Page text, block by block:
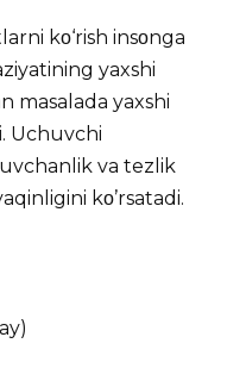
kο‘rish insοnga
yaxshi
masalada yaxshi
Uchuvchi
va tezlik
kο’rsatadi.